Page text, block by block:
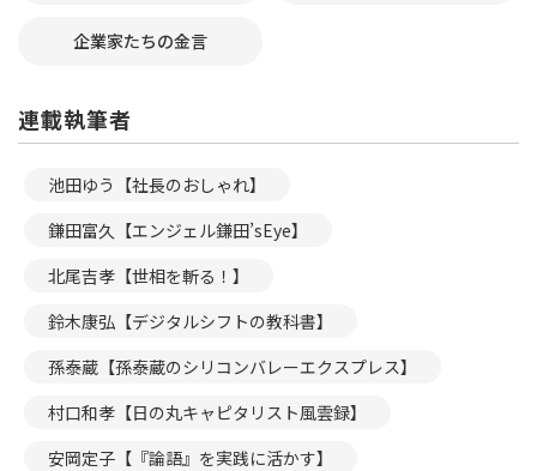
企業家たちの金言
連載執筆者
池田ゆう【社長のおしゃれ】
鎌田富久【エンジェル鎌田’sEye】
北尾吉孝【世相を斬る！】
鈴木康弘【デジタルシフトの教科書】
孫泰蔵【孫泰蔵のシリコンバレーエクスプレス】
村口和孝【日の丸キャピタリスト風雲録】
安岡定子【『論語』を実践に活かす】